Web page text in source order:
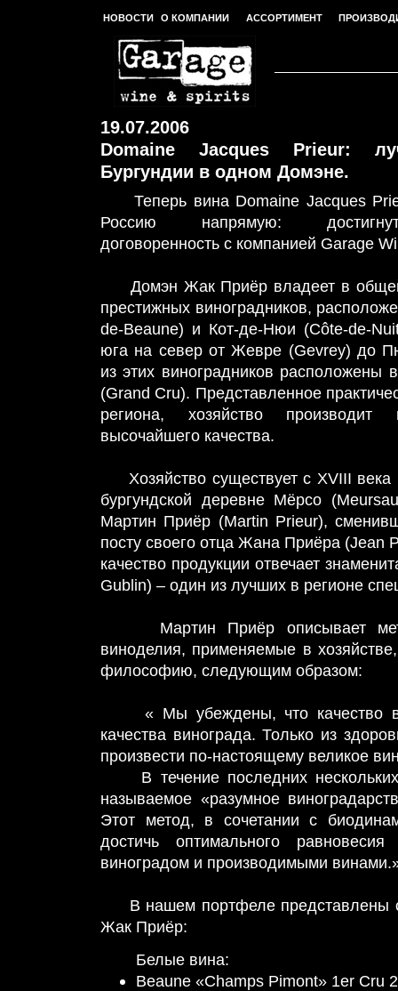
НОВОСТИ О КОМПАНИИ АССОРТИМЕНТ
19.07.2006
Domaine Jacques Prieur:
Бургундии в одном Домэне.
Теперь вина Domaine Jacques
Россию напрямую:
договоренность с компанией Garage
Домэн Жак Приёр владеет в общей
престижных виноградников,
de-Beaune) и Кот-де-Нюи (Côte-de-
юга на север от Жевре (Gevrey) до
из этих виноградников расположены
(Grand Cru). Представленное
региона, хозяйство производит
высочайшего качества.
Хозяйство существует с XVIII века
бургундской деревне Мёрсо
Мартин Приёр (Martin Prieur),
посту своего отца Жана Приёра (Jean
качество продукции отвечает
Gublin) – один из лучших в регионе
Мартин Приёр описывает
виноделия, применяемые в
философию, следующим образом:
« Мы убеждены, что качество
качества винограда. Только из
произвести по-настоящему великое
В течение последних нескольких
называемое «разумное
Этот метод, в сочетании с
достичь оптимального
виноградом и производимыми
В нашем портфеле представлены
Жак Приёр:
Белые вина:
Beaune «Champs Pimont» 1er Cru